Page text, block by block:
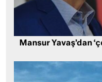
Mansur Yavaş’dan